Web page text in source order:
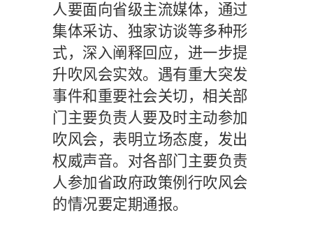
人要面向省级主流媒体，通过
集体采访、独家访谈等多种形
式，深入阐释回应，进一步提
升吹风会实效。遇有重大突发
事件和重要社会关切，相关部
门主要负责人要及时主动参加
吹风会，表明立场态度，发出
权威声音。对各部门主要负责
人参加省政府政策例行吹风会
的情况要定期通报。